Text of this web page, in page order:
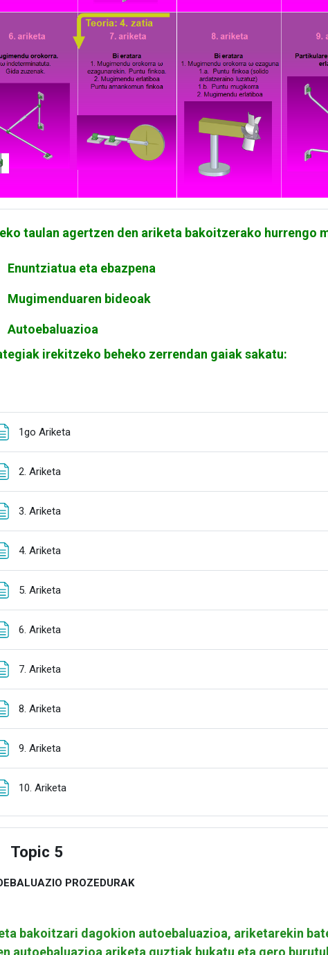
taulan agertzen den ariketa bakoitzerako hurrengo
Enuntziatua eta ebazpena
Mugimenduaren bideoak
Autoebaluazioa
irekitzeko beheko zerrendan gaiak sakatu:
1go Ariketa
2. Ariketa
3. Ariketa
4. Ariketa
5. Ariketa
6. Ariketa
7. Ariketa
8. Ariketa
9. Ariketa
10. Ariketa
Topic 5
PROZEDURAK
bakoitzari dagokion autoebaluazioa, ariketarekin
autoebaluazioa ariketa guztiak bukatu eta gero